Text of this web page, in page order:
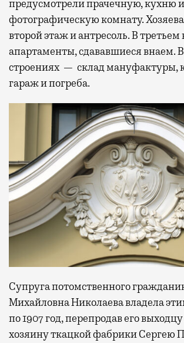
предусмотрели прачечную, кухню
фотографическую комнату.
второй этаж и антресоль. В третьем
апартаменты, сдававшиеся внаем.
строениях — склад мануфактуры,
гараж и погреба.
Супруга потомственного
Михайловна Николаева владела
по 1907 год, перепродав его
хозяину ткацкой фабрики Сергею